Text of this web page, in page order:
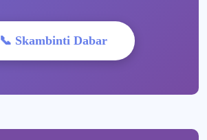
📞 Skambinti Dabar